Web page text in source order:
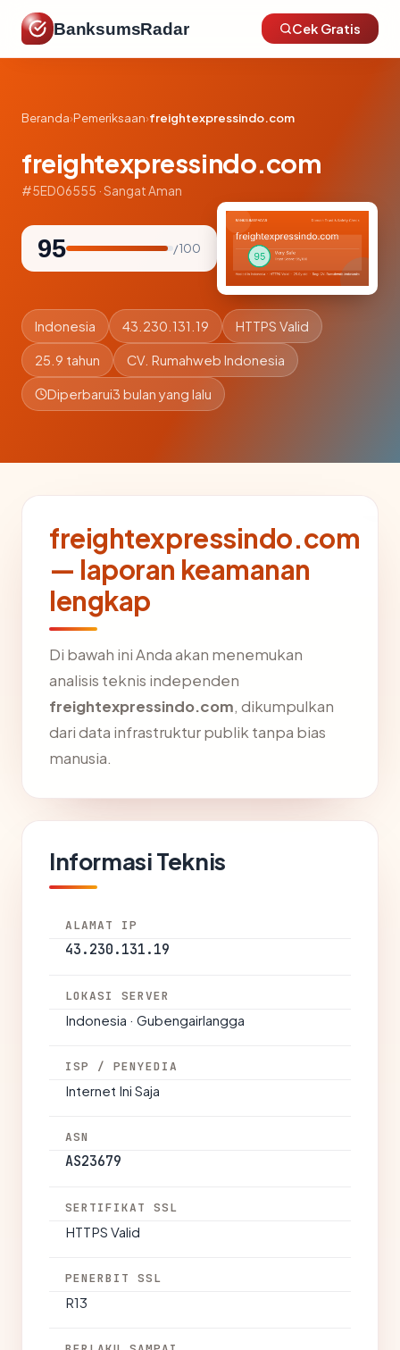
BanksumsRadar Cek Gratis
Beranda›Pemeriksaan›freightexpressindo.com
freightexpressindo.com
#5ED06555 · Sangat Aman
95 / 100
Indonesia 43.230.131.19 HTTPS Valid
25.9 tahun CV. Rumahweb Indonesia
Diperbarui3 bulan yang lalu
freightexpressindo.com
— laporan keamanan
lengkap
Di bawah ini Anda akan menemukan
analisis teknis independen
freightexpressindo.com, dikumpulkan
dari data infrastruktur publik tanpa bias
manusia.
Informasi Teknis
ALAMAT IP
43.230.131.19
LOKASI SERVER
Indonesia · Gubengairlangga
ISP / PENYEDIA
Internet Ini Saja
ASN
AS23679
SERTIFIKAT SSL
HTTPS Valid
PENERBIT SSL
R13